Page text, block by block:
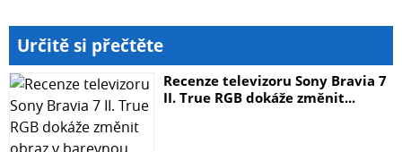
Určitě si přečtěte
Recenze televizoru Sony Bravia 7
II. True RGB dokáže změnit...